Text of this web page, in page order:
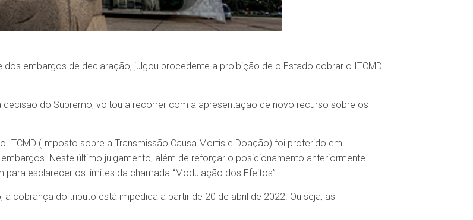
dos embargos de declaração, julgou procedente a proibição de o Estado cobrar o ITCMD
decisão do Supremo, voltou a recorrer com a apresentação de novo recurso sobre os
(Imposto sobre a Transmissão Causa Mortis e Doação) foi proferido em
Neste último julgamento, além de reforçar o posicionamento anteriormente
esclarecer os limites da chamada “Modulação dos Efeitos”.
cobrança do tributo está impedida a partir de 20 de abril de 2022. Ou seja, as